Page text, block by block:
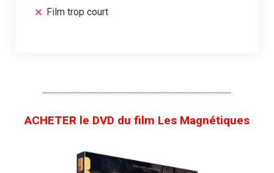
Film trop court
ACHETER le DVD du film Les Magnétiques